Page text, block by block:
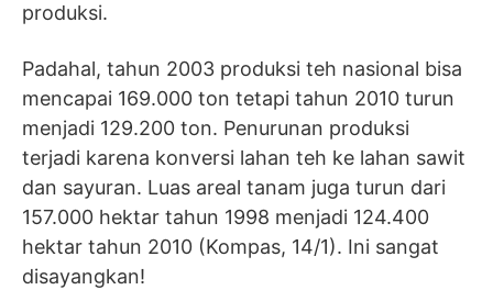
produksi.
Padahal, tahun 2003 produksi teh nasional bisa
mencapai 169.000 ton tetapi tahun 2010 turun
menjadi 129.200 ton. Penurunan produksi
terjadi karena konversi lahan teh ke lahan sawit
dan sayuran. Luas areal tanam juga turun dari
157.000 hektar tahun 1998 menjadi 124.400
hektar tahun 2010 (Kompas, 14/1). Ini sangat
disayangkan!